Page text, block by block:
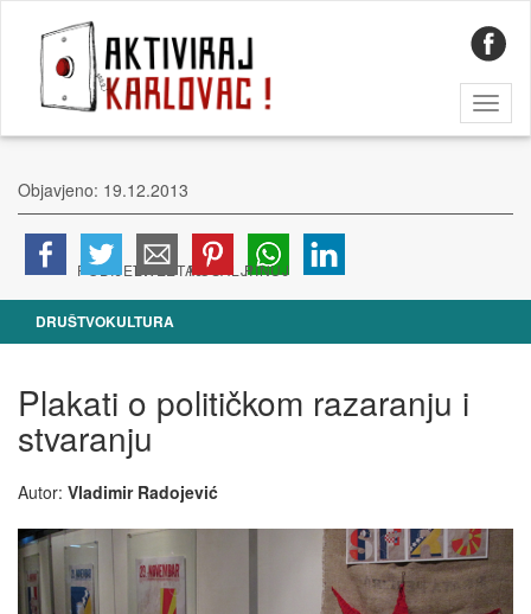
Objavjeno: 19.12.2013
DRUŠTVOKULTURA
Plakati o političkom razaranju i
stvaranju
Autor: Vladimir Radojević